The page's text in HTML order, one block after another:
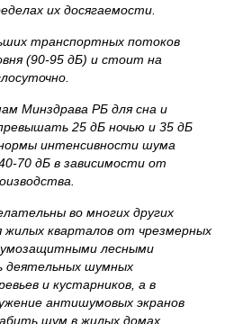
их досягаемости.
транспортных потоков
(90-95 дБ) и стоит на
Минздрава РБ для сна и
25 дБ ночью и 35 дБ
интенсивности шума
70 дБ в зависимости от
во многих других
кварталов от чрезмерных
лесными
деятельных шумных
и кустарников, а в
антишумовых экранов
шум в жилых домах.